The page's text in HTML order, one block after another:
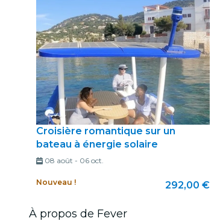
Croisière romantique sur un
bateau à énergie solaire
08 août - 06 oct.
Nouveau ! 292,00 €
À propos de Fever